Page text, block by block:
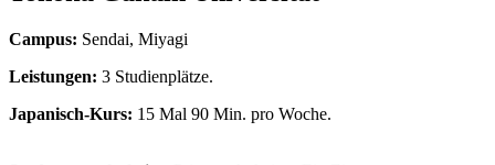
Campus: Sendai, Miyagi
Leistungen: 3 Studienplätze.
Japanisch-Kurs: 15 Mal 90 Min. pro Woche.